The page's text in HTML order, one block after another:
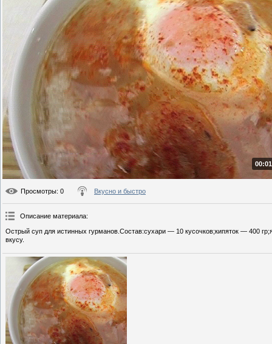
Просмотры: 0 Вкусно и быстро
Описание материала:
Острый суп для истинных гурманов.Состав:сухари — 10 кусочков;кипяток — 400
вкусу.